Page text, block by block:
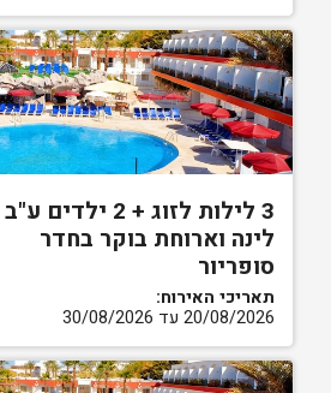
3 לילות לזוג + 2 ילדים ע"ב
לינה וארוחת בוקר בחדר
סופריור
תאריכי האירוח:
20/08/2026 עד 30/08/2026